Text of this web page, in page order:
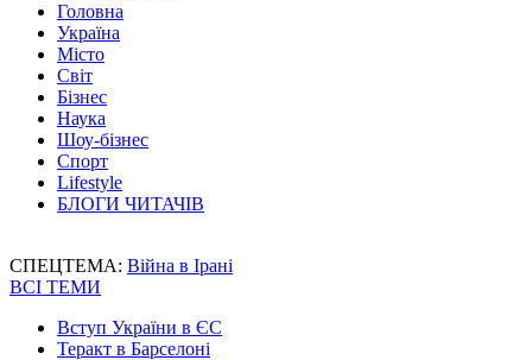
Головна
Україна
Місто
Світ
Бізнес
Наука
Шоу-бізнес
Спорт
Lifestyle
БЛОГИ ЧИТАЧІВ
СПЕЦТЕМА: Війна в Ірані
ВСІ ТЕМИ
Вступ України в ЄС
Теракт в Барселоні